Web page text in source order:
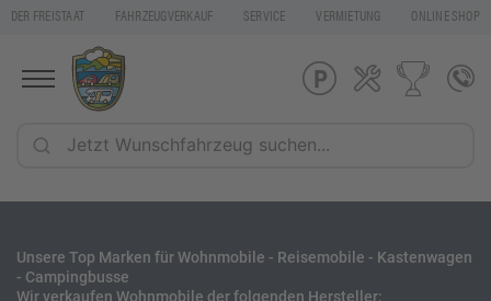
DER FREISTAAT FAHRZEUGVERKAUF SERVICE VERMIETUNG ONLINE SHOP
Unsere Top Marken für Wohnmobile - Reisemobile - Kastenwagen
- Campingbusse
Wir verkaufen Wohnmobile der folgenden Hersteller: